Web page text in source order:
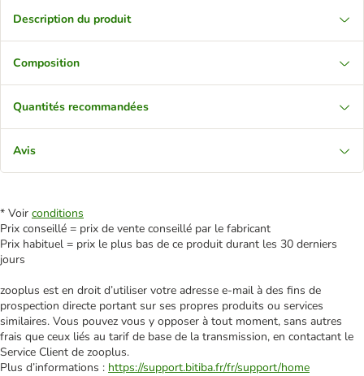
Description du produit
Composition
Quantités recommandées
Avis
* Voir conditions
Prix conseillé = prix de vente conseillé par le fabricant
Prix habituel = prix le plus bas de ce produit durant les 30 derniers
jours
zooplus est en droit d’utiliser votre adresse e‑mail à des fins de
prospection directe portant sur ses propres produits ou services
similaires. Vous pouvez vous y opposer à tout moment, sans autres
frais que ceux liés au tarif de base de la transmission, en contactant le
Service Client de zooplus.
Plus d’informations : https://support.bitiba.fr/fr/support/home